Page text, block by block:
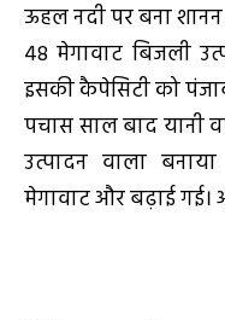
ऊहल नदी पर बना शानन
48 मेगावाट बिजली
इसकी कैपेसिटी को
पचास साल बाद यानी
उत्पादन वाला
मेगावाट और बढ़ाई गई।